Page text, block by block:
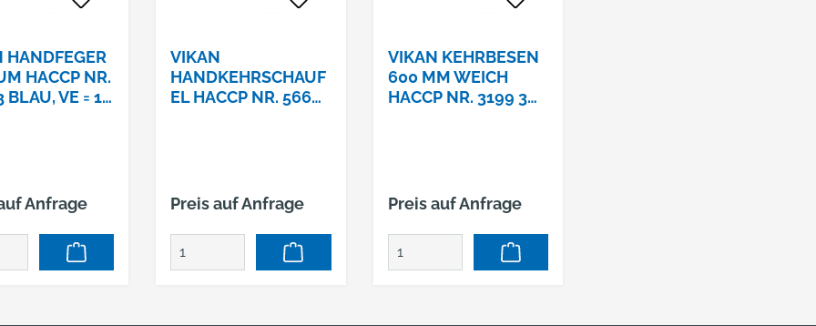
HANDFEGER
HACCP NR.
BLAU, VE = 15
Anfrage
VIKAN
HANDKEHRSCHAUF
EL HACCP NR. 5660
Preis auf Anfrage
VIKAN KEHRBESEN
600 MM WEICH
HACCP NR. 3199 3
Preis auf Anfrage